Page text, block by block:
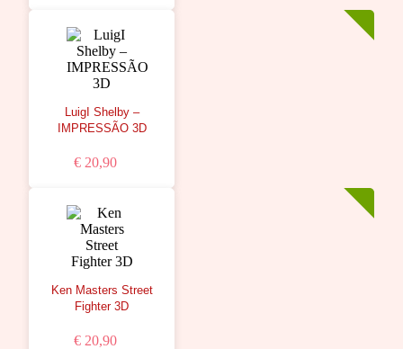
LuigI Shelby –
IMPRESSÃO 3D
€ 20,90
Ken Masters Street
Fighter 3D
€ 20,90